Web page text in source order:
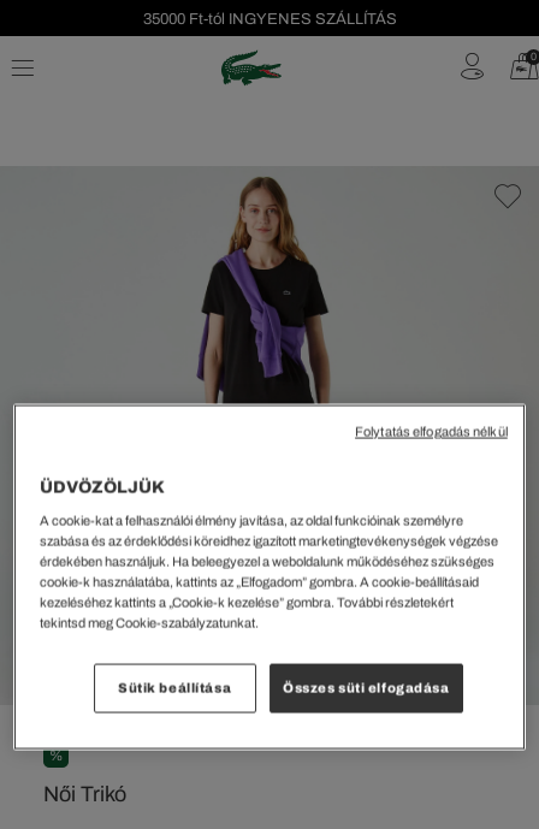
35000 Ft-tól INGYENES SZÁLLÍTÁS
Szezonális leárazás akár -40%! 0
%
Női Trikó
ÜDVÖZÖLJÜK
A cookie-kat a felhasználói élmény javítása, az oldal funkcióinak személyre
szabása és az érdeklődési köreidhez igazított marketingtevékenységek végzése
érdekében használjuk. Ha beleegyezel a weboldalunk működéséhez szükséges
cookie-k használatába, kattints az „Elfogadom” gombra. A cookie-beállításaid
kezeléséhez kattints a „Cookie-k kezelése” gombra. További részletekért
tekintsd meg Cookie-szabályzatunkat.
Sütik beállítása Összes süti elfogadása
Folytatás elfogadás nélkül